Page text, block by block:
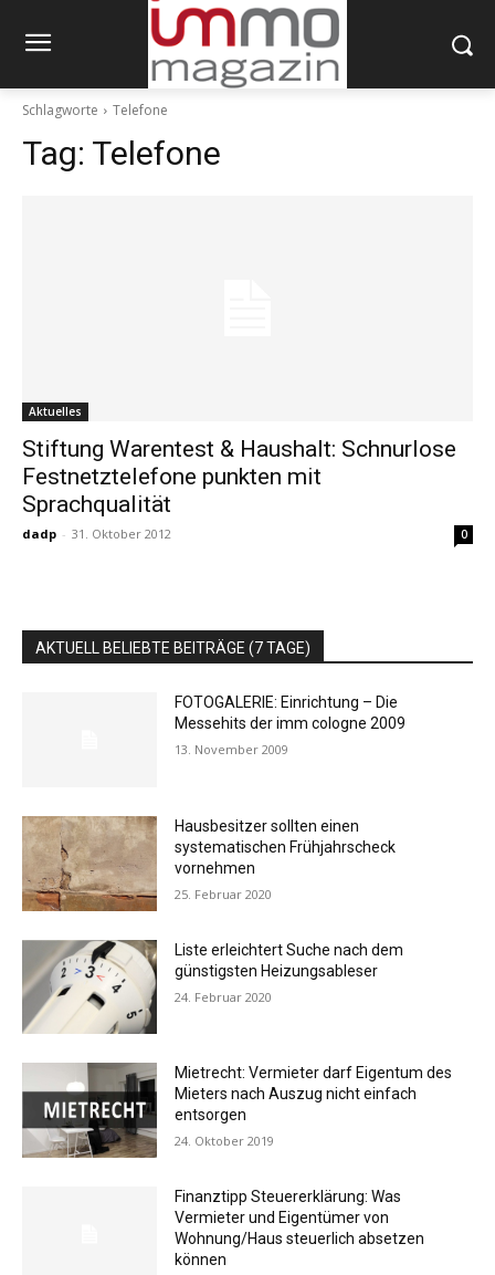
Schlagworte Telefone
Tag: Telefone
Aktuelles
Stiftung Warentest & Haushalt: Schnurlose
Festnetztelefone punkten mit
Sprachqualität
dadp - 31. Oktober 2012 0
AKTUELL BELIEBTE BEITRÄGE (7 TAGE)
FOTOGALERIE: Einrichtung – Die
Messehits der imm cologne 2009
13. November 2009
Hausbesitzer sollten einen
systematischen Frühjahrscheck
vornehmen
25. Februar 2020
Liste erleichtert Suche nach dem
günstigsten Heizungsableser
24. Februar 2020
Mietrecht: Vermieter darf Eigentum des
Mieters nach Auszug nicht einfach
entsorgen
24. Oktober 2019
Finanztipp Steuererklärung: Was
Vermieter und Eigentümer von
Wohnung/Haus steuerlich absetzen
können